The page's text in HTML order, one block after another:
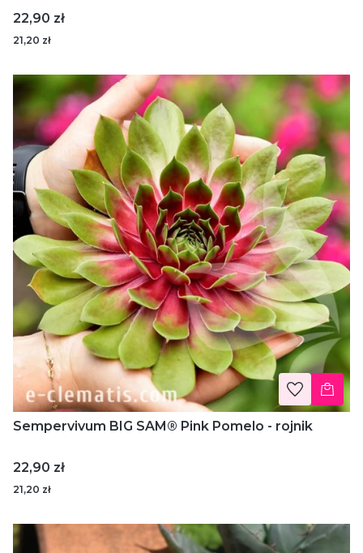
Cena
22,90 zł
21,20 zł
Sempervivum BIG SAM® Pink Pomelo - rojnik
Cena
22,90 zł
21,20 zł